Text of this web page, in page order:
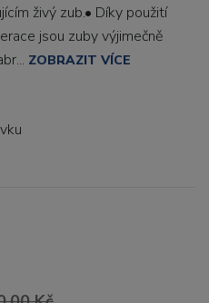
živý zub.• Díky použití
jsou zuby výjimečně
ZOBRAZIT VÍCE